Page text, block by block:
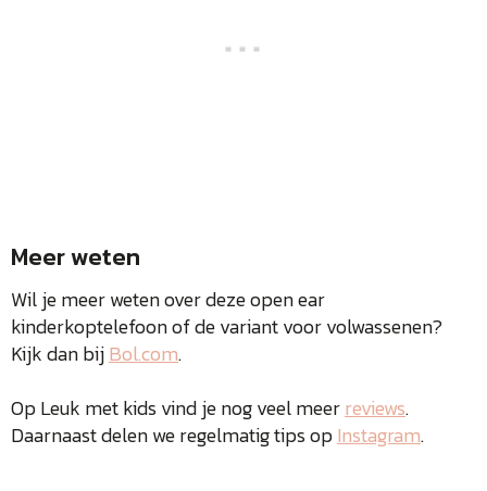
Meer weten
Wil je meer weten over deze open ear
kinderkoptelefoon of de variant voor volwassenen?
Kijk dan bijBol.com.
Op Leuk met kids vind je nog veel meerreviews.
Daarnaast delen we regelmatig tips opInstagram.